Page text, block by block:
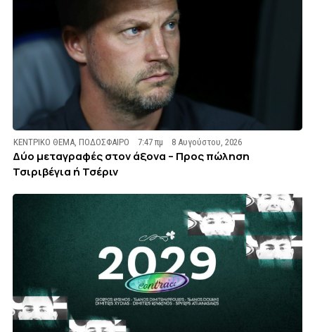
ΚΕΝΤΡΙΚΟ ΘΕΜΑ,ΠΟΔΟΣΦΑΙΡΟ 7:47 πμ 8 Αυγούστου, 2026
Δύο μεταγραφές στον άξονα – Προς πώληση
Τσιριβέγια ή Τσέριν